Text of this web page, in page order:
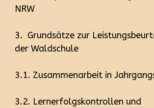
NRW
3. Grundsätze zur
der Waldschule
3.1. Zusammenarbeit in
3.2. Lernerfolgskontrollen und